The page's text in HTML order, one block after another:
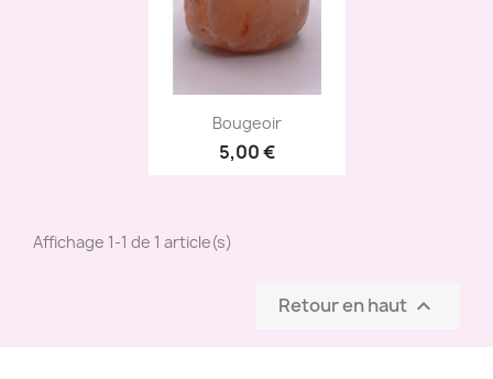
Aperçu rapide
Bougeoir
5,00 €
Affichage 1-1 de 1 article(s)
Retour en haut 